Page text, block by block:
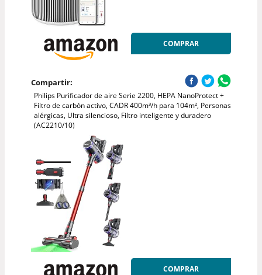
COMPRAR
Compartir:
Philips Purificador de aire Serie 2200, HEPA NanoProtect +
Filtro de carbón activo, CADR 400m³/h para 104m², Personas
alérgicas, Ultra silencioso, Filtro inteligente y duradero
(AC2210/10)
COMPRAR